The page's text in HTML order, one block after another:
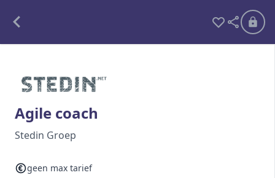
Detachering
Interim opdrachten statistiek
Agile coach
Stedin Groep
geen max tarief